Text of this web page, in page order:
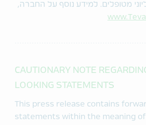
מטופלים. למידע נוסף על החברה,
CAUTIONARY NOTE
LOOKING STATEMENTS
This press release contains
statements within the meaning